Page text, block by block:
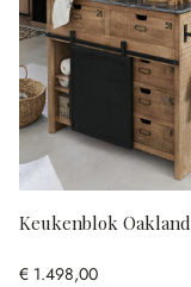
Keukenblok Oakland
€ 1.498,00